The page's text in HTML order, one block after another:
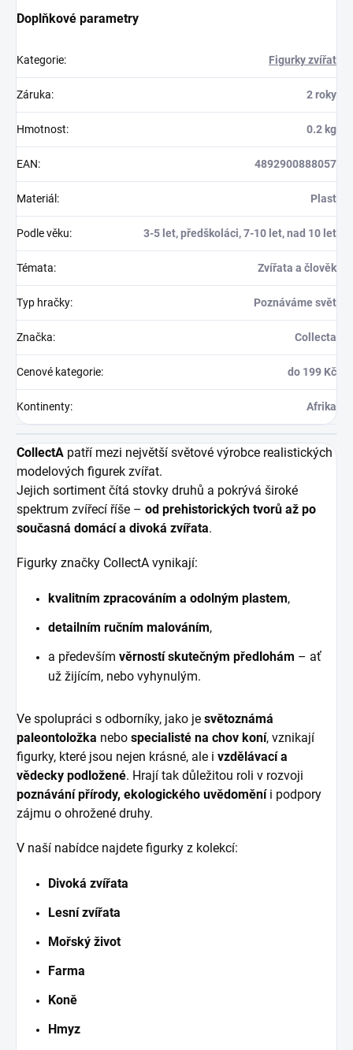
Doplňkové parametry
Kategorie: Figurky zvířat
Záruka: 2 roky
Hmotnost: 0.2 kg
EAN: 4892900888057
Materiál : Plast
Podle věku: 3-5 let, předškoláci, 7-10 let, nad 10 let
Témata: Zvířata a člověk
Typ hračky: Poznáváme svět
Značka: Collecta
Cenové kategorie: do 199 Kč
Kontinenty: Afrika
CollectA patří mezi největší světové výrobce realistických
modelových figurek zvířat.
Jejich sortiment čítá stovky druhů a pokrývá široké
spektrum zvířecí říše – od prehistorických tvorů až po
současná domácí a divoká zvířata.
Figurky značky CollectA vynikají:
kvalitním zpracováním a odolným plastem,
detailním ručním malováním,
a především věrností skutečným předlohám – ať
už žijícím, nebo vyhynulým.
Ve spolupráci s odborníky, jako je světoznámá
paleontoložka nebo specialisté na chov koní, vznikají
figurky, které jsou nejen krásné, ale i vzdělávací a
vědecky podložené. Hrají tak důležitou roli v rozvoji
poznávání přírody, ekologického uvědoměníi podpory
zájmu o ohrožené druhy.
V naší nabídce najdete figurky z kolekcí:
Divoká zvířata
Lesní zvířata
Mořský život
Farma
Koně
Hmyz